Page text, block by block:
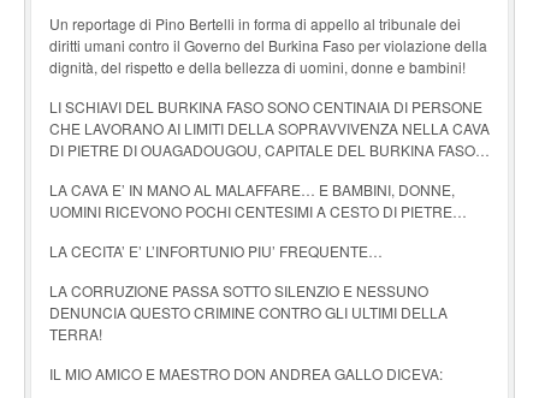
Un reportage di Pino Bertelli in forma di appello al tribunale dei
diritti umani contro il Governo del Burkina Faso per violazione della
dignità, del rispetto e della bellezza di uomini, donne e bambini!
LI SCHIAVI DEL BURKINA FASO SONO CENTINAIA DI PERSONE
CHE LAVORANO AI LIMITI DELLA SOPRAVVIVENZA NELLA CAVA
DI PIETRE DI OUAGADOUGOU, CAPITALE DEL BURKINA FASO…
LA CAVA E’ IN MANO AL MALAFFARE… E BAMBINI, DONNE,
UOMINI RICEVONO POCHI CENTESIMI A CESTO DI PIETRE…
LA CECITA’ E’ L’INFORTUNIO PIU’ FREQUENTE…
LA CORRUZIONE PASSA SOTTO SILENZIO E NESSUNO
DENUNCIA QUESTO CRIMINE CONTRO GLI ULTIMI DELLA
TERRA!
IL MIO AMICO E MAESTRO DON ANDREA GALLO DICEVA: